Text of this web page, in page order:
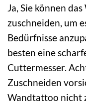
Ja, Sie können
zuschneiden, um
Bedürfnisse
besten eine
Cuttermesser.
Zuschneiden
Wandtattoo nicht